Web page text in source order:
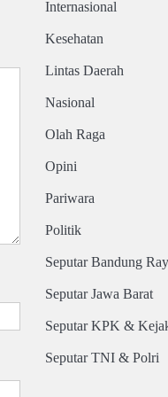
Internasional
Kesehatan
Lintas Daerah
Nasional
Olah Raga
Opini
Pariwara
Politik
Seputar Bandung
Seputar Jawa Barat
Seputar KPK &
Seputar TNI & Polri